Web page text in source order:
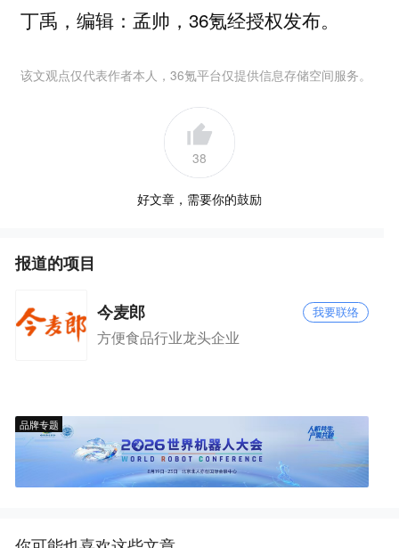
丁禹，编辑：孟帅，36氪经授权发布。
该文观点仅代表作者本人，36氪平台仅提供信息存储空间服务。
38
好文章，需要你的鼓励
报道的项目
今麦郎 我要联络
方便食品行业龙头企业
品牌专题